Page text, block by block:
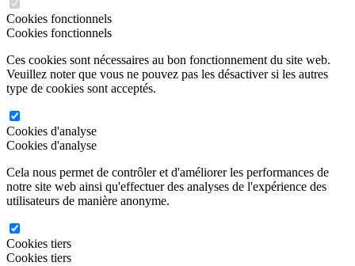
Cookies fonctionnels
Cookies fonctionnels
Ces cookies sont nécessaires au bon fonctionnement du site web.
Veuillez noter que vous ne pouvez pas les désactiver si les autres
type de cookies sont acceptés.
Cookies d'analyse
Cookies d'analyse
Cela nous permet de contrôler et d'améliorer les performances de
notre site web ainsi qu'effectuer des analyses de l'expérience des
utilisateurs de manière anonyme.
Cookies tiers
Cookies tiers